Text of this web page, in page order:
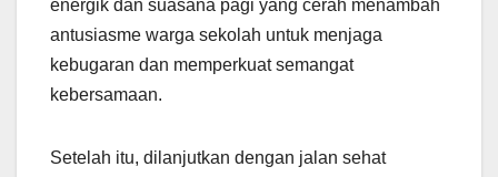
energik dan suasana pagi yang cerah menambah
antusiasme warga sekolah untuk menjaga
kebugaran dan memperkuat semangat
kebersamaan.
Setelah itu, dilanjutkan dengan jalan sehat